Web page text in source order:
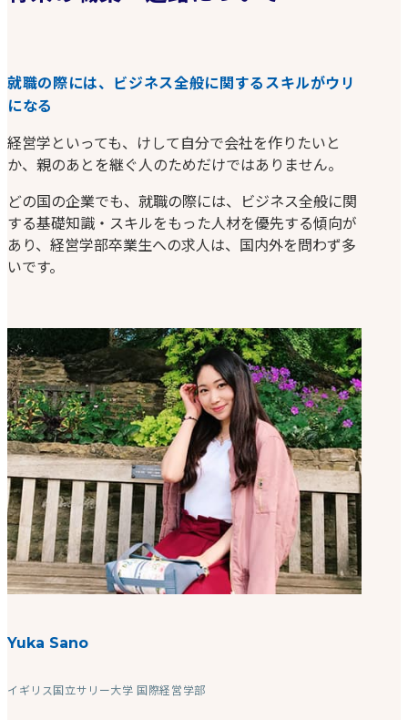
就職の際には、ビジネス全般に関するスキルがウリ
になる
経営学といっても、けして自分で会社を作りたいと
か、親のあとを継ぐ人のためだけではありません。
どの国の企業でも、就職の際には、ビジネス全般に関
する基礎知識・スキルをもった人材を優先する傾向が
あり、経営学部卒業生への求人は、国内外を問わず多
いです。
Yuka Sano
イギリス国立サリー大学 国際経営学部